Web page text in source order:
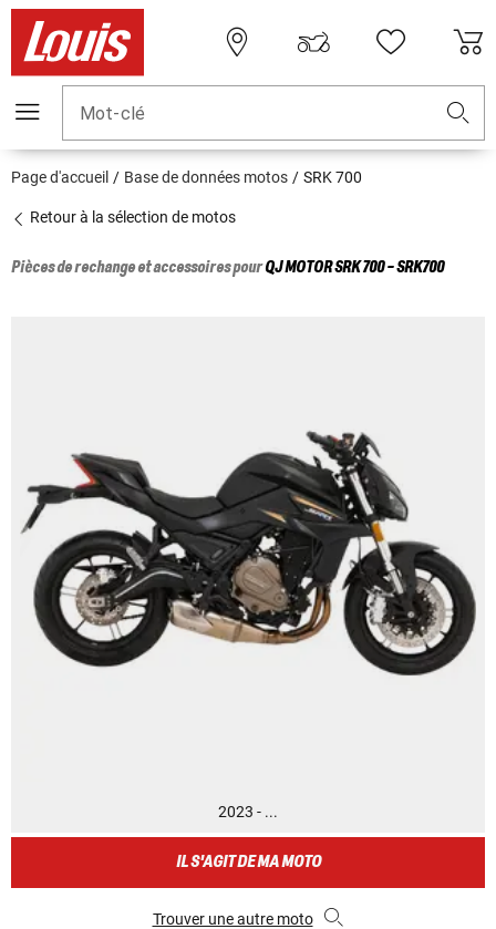
Mot-clé
Page d'accueil Base de données motos SRK 700
Retour à la sélection de motos
Pièces de rechange et accessoires pourQJ MOTORSRK 700 - SRK700
2023 - ...
IL S'AGIT DE MA MOTO
Trouver une autre moto